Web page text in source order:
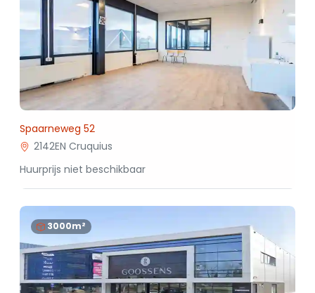
Spaarneweg 52
2142EN Cruquius
Huurprijs niet beschikbaar
3000m²